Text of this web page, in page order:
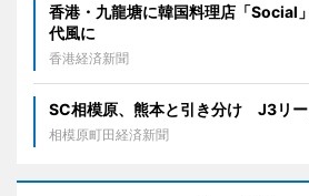
香港・九龍塘に韓国料理店「
代風に
香港経済新聞
SC相模原、熊本と引き分け J3リ
相模原町田経済新聞